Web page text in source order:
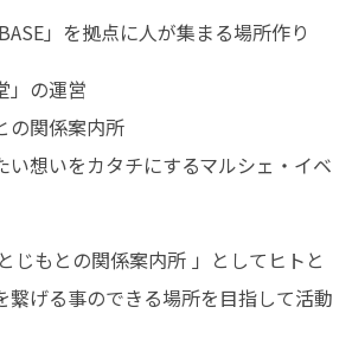
」を拠点に人が集まる場所作り
」の運営
の関係案内所
い想いをカタチにするマルシェ・イベ
じもとの関係案内所 」としてヒトと
繋げる事のできる場所を目指して活動